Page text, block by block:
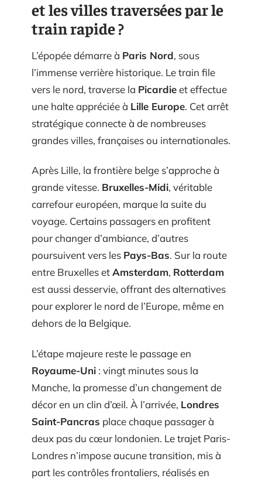
et les villes traversées par le
train rapide ?
L’épopée démarre à Paris Nord, sous
l’immense verrière historique. Le train file
vers le nord, traverse la Picardieet effectue
une halte appréciée à Lille Europe. Cet arrêt
stratégique connecte à de nombreuses
grandes villes, françaises ou internationales.
Après Lille, la frontière belge s’approche à
grande vitesse. Bruxelles-Midi, véritable
carrefour européen, marque la suite du
voyage. Certains passagers en profitent
pour changer d’ambiance, d’autres
poursuivent vers les Pays-Bas. Sur la route
entre Bruxelles etAmsterdam, Rotterdam
est aussi desservie, offrant des alternatives
pour explorer le nord de l’Europe, même en
dehors de la Belgique.
L’étape majeure reste le passage en
Royaume-Uni : vingt minutes sous la
Manche, la promesse d’un changement de
décor en un clin d’œil. À l’arrivée, Londres
Saint-Pancras place chaque passager à
deux pas du cœur londonien. Le trajet Paris-
Londres n’impose aucune transition, mis à
part les contrôles frontaliers, réalisés en